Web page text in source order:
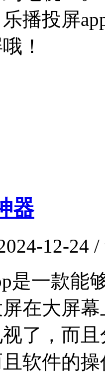
乐播投屏
！
器
12-24
是一款能
屏在大屏
了，而
软件的